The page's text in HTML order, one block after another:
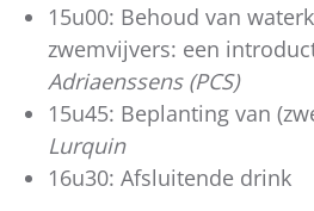
15u00: Behoud van
zwemvijvers: een
Adriaenssens (PCS)
15u45: Beplanting van
Lurquin
16u30: Afsluitende drink